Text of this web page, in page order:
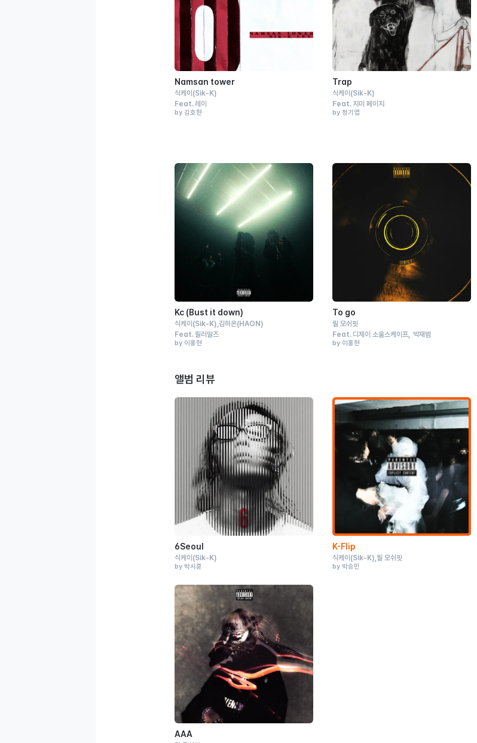
Namsan tower
식케이 (Sik-K)
Feat. 레이
by 김호현
Trap
식케이 (Sik-K)
Feat. 지미 페이지
by 정기엽
Kc (Bust it down)
식케이 (Sik-K) 김하온(HAON)
Feat. 릴러말즈
by 이홍현
To go
릴 모쉬핏
Feat. 디제이 소울스케이프 박재범
by 이홍현
앨범 리뷰
6Seoul
식케이 (Sik-K)
by 박시훈
K-Flip
식케이 (Sik-K) 릴 모쉬핏
by 박승민
AAA